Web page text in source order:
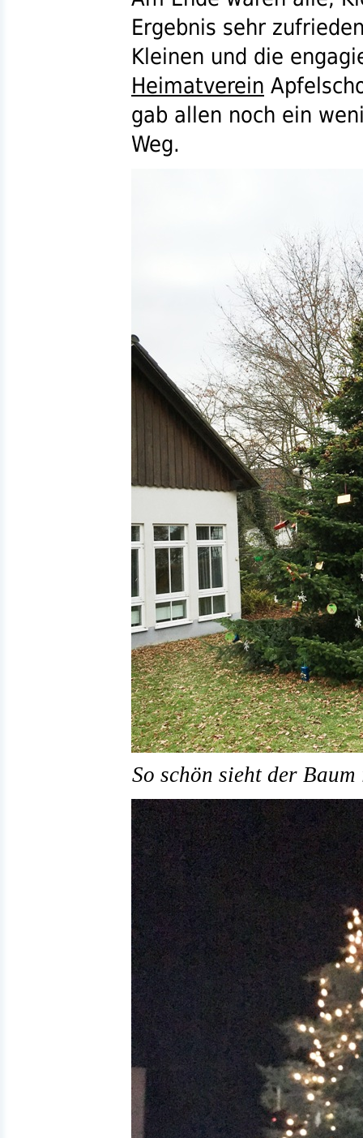
Ergebnis sehr
Kleinen und die
Heimatverein
gab allen noch ein
Weg.
So schön sieht der